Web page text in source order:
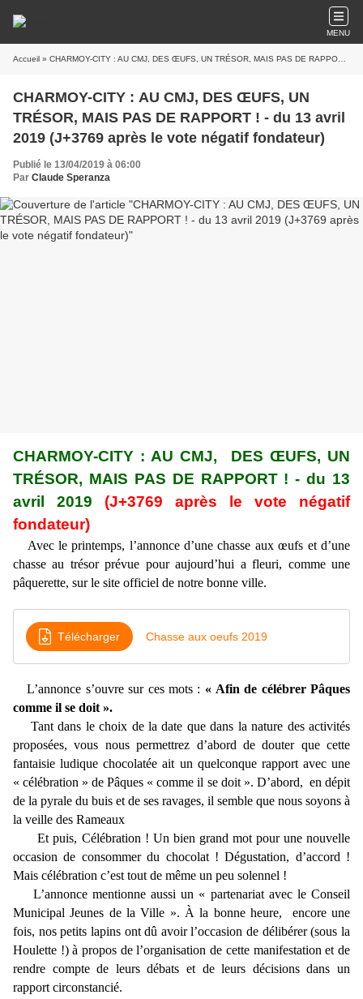
MENU
Accueil » CHARMOY-CITY : AU CMJ, DES ŒUFS, UN TRÉSOR, MAIS PAS DE RAPPORT ! - du 13 avril 2019 (J+3769 après le vote négatif fondateur)
CHARMOY-CITY : AU CMJ, DES ŒUFS, UN
TRÉSOR, MAIS PAS DE RAPPORT ! - du 13 avril
2019 (J+3769 après le vote négatif fondateur)
Publié le 13/04/2019 à 06:00
Par Claude Speranza
CHARMOY-CITY : AU CMJ, DES ŒUFS, UN
TRÉSOR, MAIS PAS DE RAPPORT ! - du 13
avril 2019 (J+3769 après le vote négatif
fondateur)
Avec le printemps, l’annonce d’une chasse aux œufs et d’une
chasse au trésor prévue pour aujourd’hui a fleuri, comme une
pâquerette, sur le site officiel de notre bonne ville.
Télécharger Chasse aux oeufs 2019
L’annonce s’ouvre sur ces mots : « Afin de célébrer Pâques
comme il se doit ».
Tant dans le choix de la date que dans la nature des activités
proposées, vous nous permettrez d’abord de douter que cette
fantaisie ludique chocolatée ait un quelconque rapport avec une
« célébration » de Pâques « comme il se doit ». D’abord, en dépit
de la pyrale du buis et de ses ravages, il semble que nous soyons à
la veille des Rameaux
Et puis, Célébration ! Un bien grand mot pour une nouvelle
occasion de consommer du chocolat ! Dégustation, d’accord !
Mais célébration c’est tout de même un peu solennel !
L’annonce mentionne aussi un « partenariat avec le Conseil
Municipal Jeunes de la Ville ». À la bonne heure, encore une
fois, nos petits lapins ont dû avoir l’occasion de délibérer (sous la
Houlette !) à propos de l’organisation de cette manifestation et de
rendre compte de leurs débats et de leurs décisions dans un
rapport circonstancié.